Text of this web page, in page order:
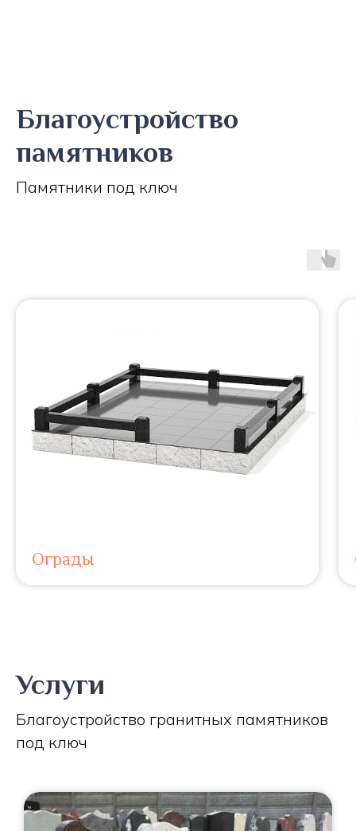
Благоустройство
памятников
Памятники под ключ
Ограды
Услуги
Благоустройство гранитных памятников
под ключ